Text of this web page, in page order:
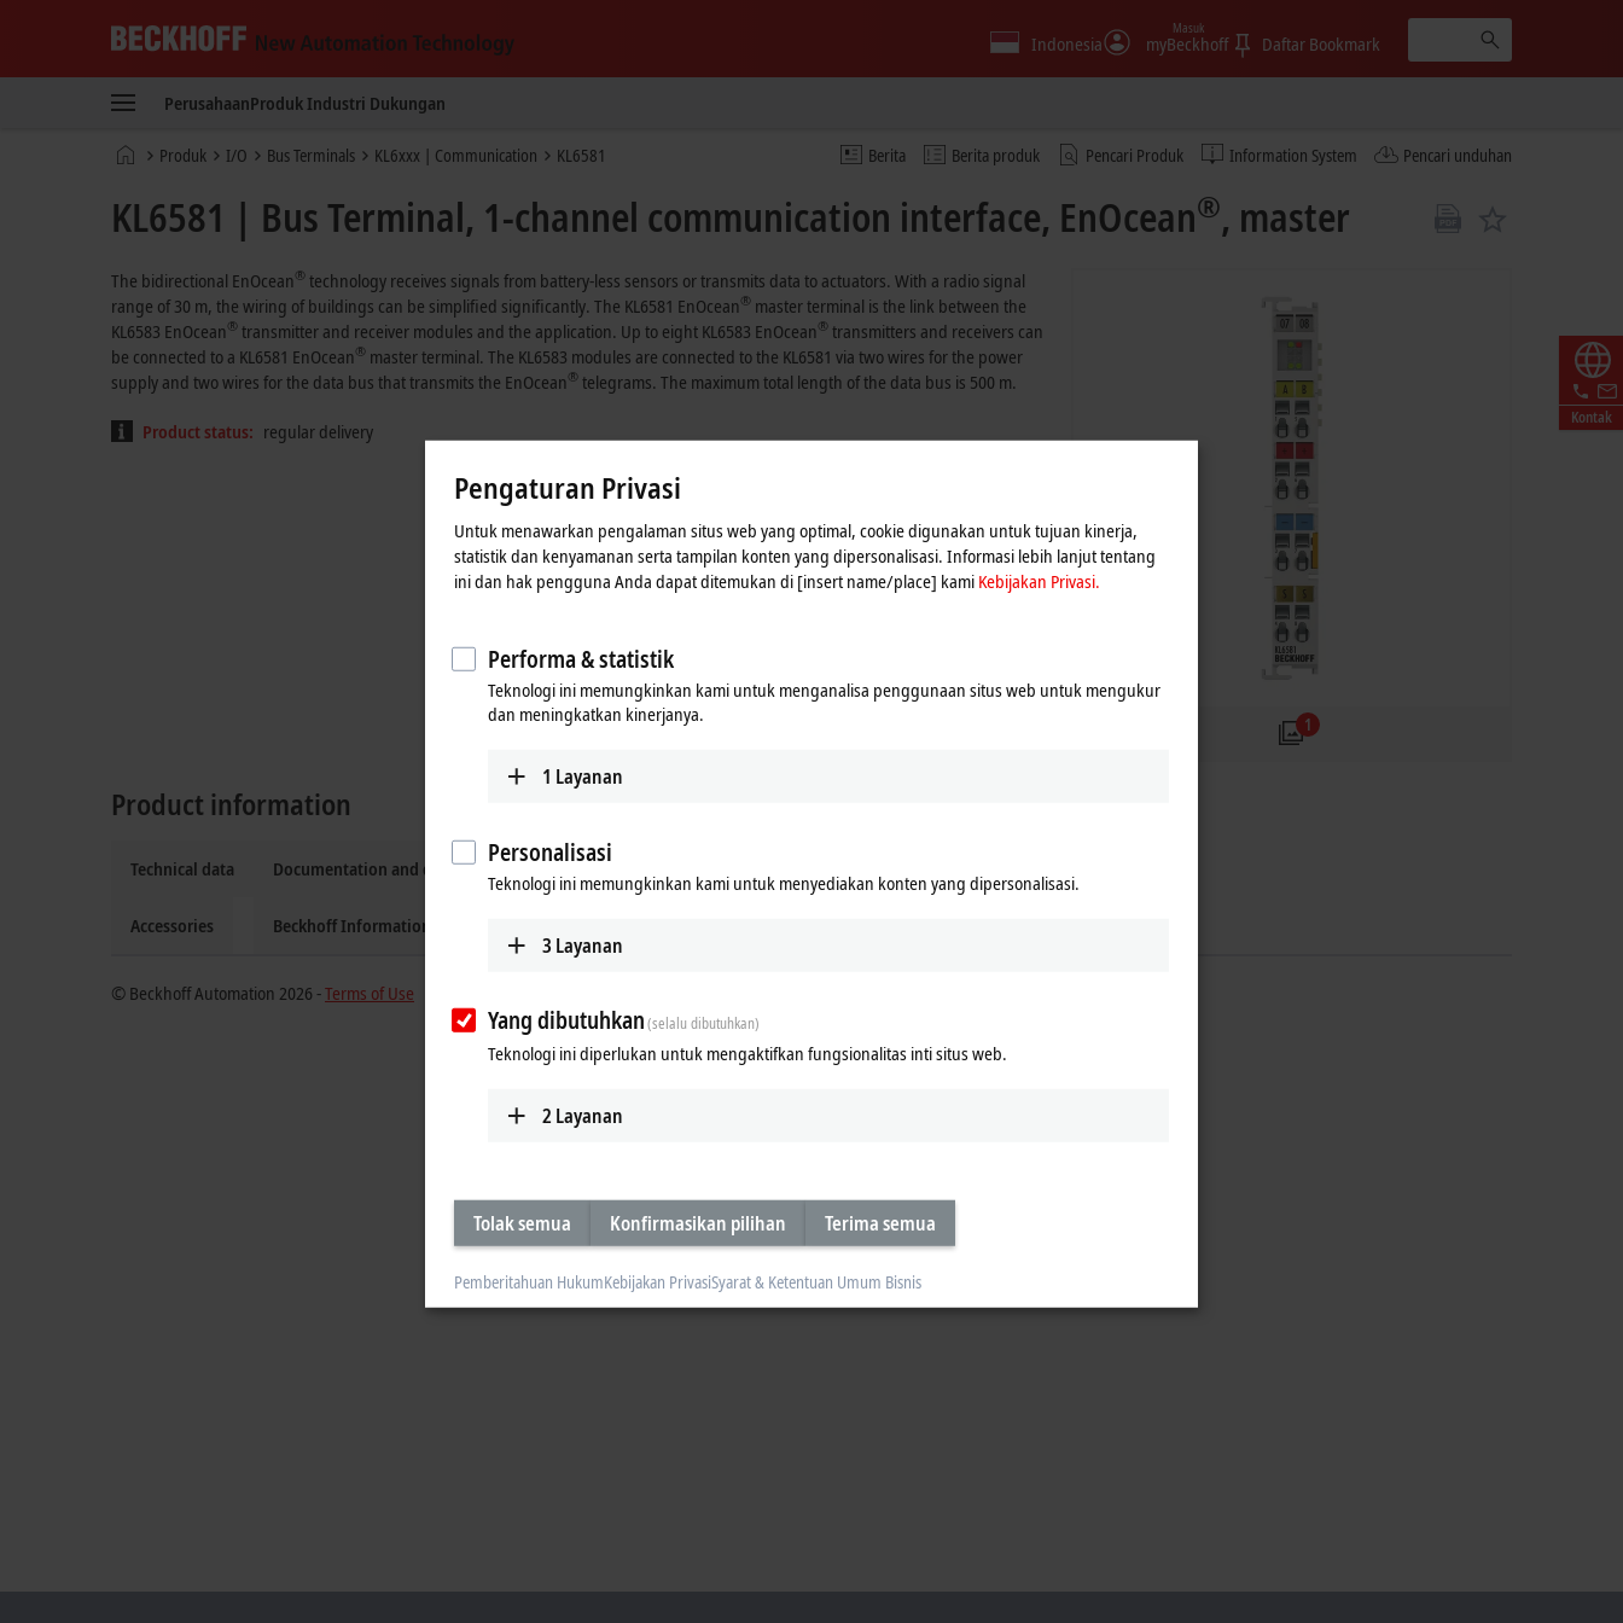
New
Technology
Indonesia myBeckhoff
Masuk
Daftar Bookmark
PerusahaanProduk Industri Dukungan
Berita Berita produk Pencari Produk Information System Pencari unduhan
BerandaProduk I/O Bus Terminals KL6xxx | Communication KL6581
Kontak
KL6581 | Bus Terminal, 1-channel communication interface, EnOcean®, master
1
The bidirectional EnOcean® technology receives signals from battery-less sensors or transmits data to actuators. With a radio signal
range of 30 m, the wiring of buildings can be simplified significantly. The KL6581 EnOcean® master terminal is the link between the
KL6583 EnOcean® transmitter and receiver modules and the application. Up to eight KL6583 EnOcean® transmitters and receivers can
be connected to a KL6581 EnOcean® master terminal. The KL6583 modules are connected to the KL6581 via two wires for the power
supply and two wires for the data bus that transmits the EnOcean® telegrams. The maximum total length of the data bus is 500 m.
Product status: regular delivery
Product information
Technical data
Accessories
Documentation and downloads
Beckhoff Information System
Additional products
© Beckhoff Automation 2026 -Terms of Use
Pengaturan Privasi
Untuk menawarkan pengalaman situs web yang optimal, cookie digunakan untuk tujuan kinerja,
statistik dan kenyamanan serta tampilan konten yang dipersonalisasi. Informasi lebih lanjut tentang
ini dan hak pengguna Anda dapat ditemukan di [insert name/place] kami Kebijakan Privasi.
Performa & statistik
Teknologi ini memungkinkan kami untuk menganalisa penggunaan situs web untuk mengukur
dan meningkatkan kinerjanya.
1 Layanan
Personalisasi
Teknologi ini memungkinkan kami untuk menyediakan konten yang dipersonalisasi.
3 Layanan
Yang dibutuhkan(selalu dibutuhkan)
Teknologi ini diperlukan untuk mengaktifkan fungsionalitas inti situs web.
2 Layanan
Tolak semua Konfirmasikan pilihan Terima semua
Pemberitahuan HukumKebijakan PrivasiSyarat & Ketentuan Umum Bisnis